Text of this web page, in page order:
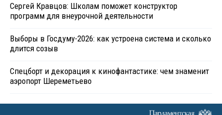
Сергей Кравцов: Школам поможет конструктор
программ для внеурочной деятельности
Выборы в Госдуму-2026: как устроена система и сколько
длится созыв
Спецборт и декорация к кинофантастике: чем знаменит
аэропорт Шереметьево